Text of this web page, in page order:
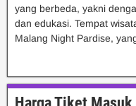
yang berbeda, yakni
dan edukasi. Tempat
Malang Night Pardise,